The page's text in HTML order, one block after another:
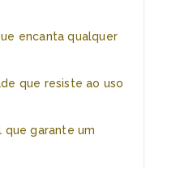
encanta qualquer
que resiste ao uso
que garante um